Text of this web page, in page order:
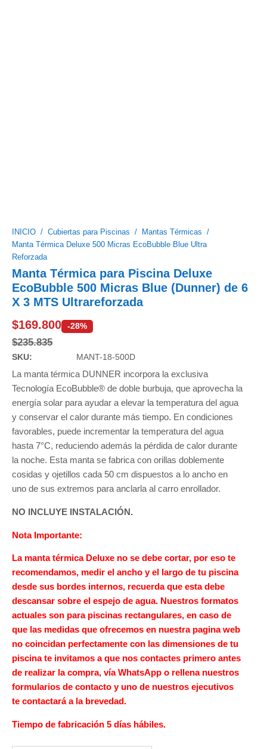
INICIO/ Cubiertas para Piscinas / Mantas Térmicas /
Manta Térmica Deluxe 500 Micras EcoBubble Blue Ultra
Reforzada
Manta Térmica para Piscina Deluxe
EcoBubble 500 Micras Blue (Dunner) de 6
X 3 MTS Ultrareforzada
$169.800 -28%
$235.835
SKU: MANT-18-500D
La manta térmica DUNNER incorpora la exclusiva
Tecnología EcoBubble® de doble burbuja, que aprovecha la
energía solar para ayudar a elevar la temperatura del agua
y conservar el calor durante más tiempo. En condiciones
favorables, puede incrementar la temperatura del agua
hasta 7°C, reduciendo además la pérdida de calor durante
la noche. Esta manta se fabrica con orillas doblemente
cosidas y ojetillos cada 50 cm dispuestos a lo ancho en
uno de sus extremos para anclarla al carro enrollador.
NO INCLUYE INSTALACIÓN.
Nota Importante:
La manta térmica Deluxe no se debe cortar, por eso te
recomendamos, medir el ancho y el largo de tu piscina
desde sus bordes internos, recuerda que esta debe
descansar sobre el espejo de agua. Nuestros formatos
actuales son para piscinas rectangulares, en caso de
que las medidas que ofrecemos en nuestra pagina web
no coincidan perfectamente con las dimensiones de tu
piscina te invitamos a que nos contactes primero antes
de realizar la compra, vía WhatsApp o rellena nuestros
formularios de contacto y uno de nuestros ejecutivos
te contactará a la brevedad.
Tiempo de fabricación 5 días hábiles.